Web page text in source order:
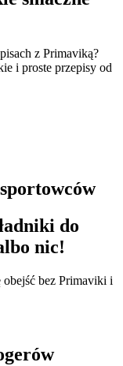
z Primaviką?
i proste przepisy od
do
nic!
obejść bez Primaviki i